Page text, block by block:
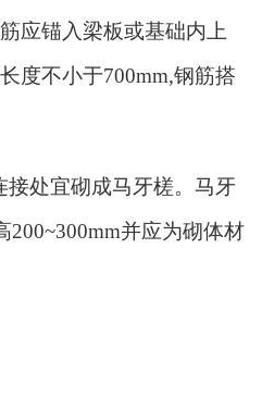
应锚入梁板或基础内上
度不小于700mm,钢筋搭
接处宜砌成马牙槎。马牙
200~300mm并应为砌体材